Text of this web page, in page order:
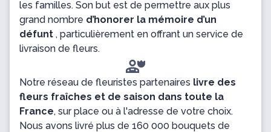
les familles. Son but est de permettre aux plus
grand nombre d’honorer la mémoire d’un
défunt , particulièrement en offrant un service de
livraison de fleurs.
Notre réseau de fleuristes partenaires livre des
fleurs fraîches et de saison dans toute la
France, sur place ou à l'adresse de votre choix.
Nous avons livré plus de 160 000 bouquets de